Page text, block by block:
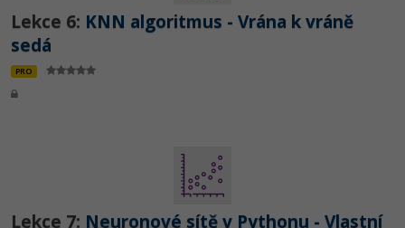
Lekce 6: KNN algoritmus - Vrána k vráně
sedá
PRO
Lekce 7: Neuronové sítě v Pythonu - Vlastní